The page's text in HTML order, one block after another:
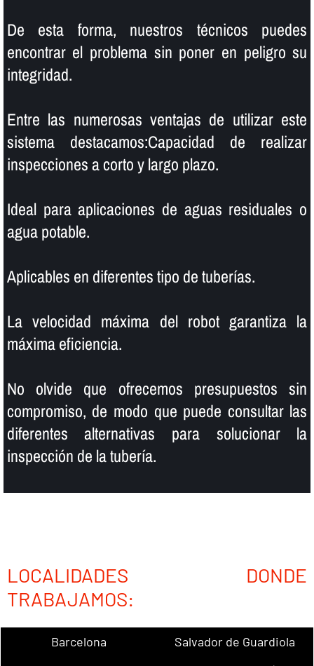
De esta forma, nuestros técnicos puedes
encontrar el problema sin poner en peligro su
integridad.
Entre las numerosas ventajas de utilizar este
sistema destacamos:Capacidad de realizar
inspecciones a corto y largo plazo.
Ideal para aplicaciones de aguas residuales o
agua potable.
Aplicables en diferentes tipo de tuberí­as.
La velocidad máxima del robot garantiza la
máxima eficiencia.
No olvide que ofrecemos presupuestos sin
compromiso, de modo que puede consultar las
diferentes alternativas para solucionar la
inspección de la tuberí­a.
LOCALIDADES DONDE
TRABAJAMOS:
Barcelona
Salvador de Guardiola